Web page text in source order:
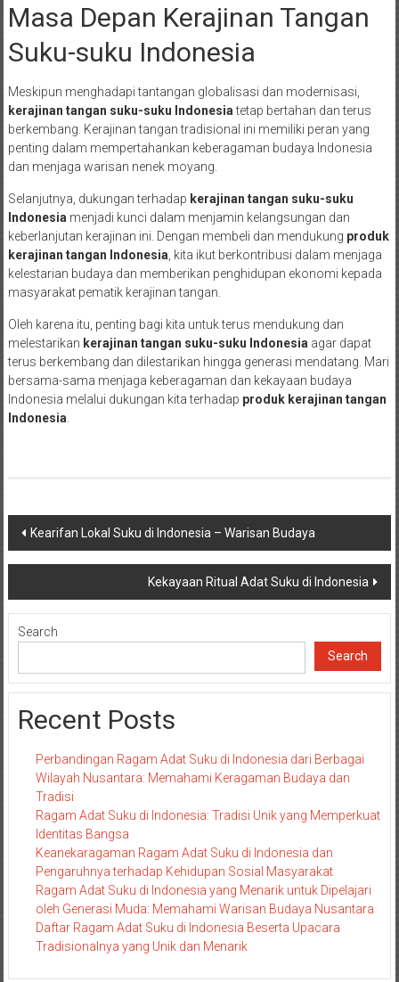
Masa Depan Kerajinan Tangan
Suku-suku Indonesia
Meskipun menghadapi tantangan globalisasi dan modernisasi,
kerajinan tangan suku-suku Indonesiatetap bertahan dan terus
berkembang. Kerajinan tangan tradisional ini memiliki peran yang
penting dalam mempertahankan keberagaman budaya Indonesia
dan menjaga warisan nenek moyang.
Selanjutnya, dukungan terhadap kerajinan tangan suku-suku
Indonesia menjadi kunci dalam menjamin kelangsungan dan
keberlanjutan kerajinan ini. Dengan membeli dan mendukung produk
kerajinan tangan Indonesia , kita ikut berkontribusi dalam menjaga
kelestarian budaya dan memberikan penghidupan ekonomi kepada
masyarakat pematik kerajinan tangan.
Oleh karena itu, penting bagi kita untuk terus mendukung dan
melestarikan kerajinan tangan suku-suku Indonesia agar dapat
terus berkembang dan dilestarikan hingga generasi mendatang. Mari
bersama-sama menjaga keberagaman dan kekayaan budaya
Indonesia melalui dukungan kita terhadap produk kerajinan tangan
Indonesia
Post
navigation
Kearifan Lokal Suku di Indonesia – Warisan Budaya
Kekayaan Ritual Adat Suku di Indonesia
Search
Search
Recent Posts
Perbandingan Ragam Adat Suku di Indonesia dari Berbagai
Wilayah Nusantara: Memahami Keragaman Budaya dan
Tradisi
Ragam Adat Suku di Indonesia: Tradisi Unik yang Memperkuat
Identitas Bangsa
Keanekaragaman Ragam Adat Suku di Indonesia dan
Pengaruhnya terhadap Kehidupan Sosial Masyarakat
Ragam Adat Suku di Indonesia yang Menarik untuk Dipelajari
oleh Generasi Muda: Memahami Warisan Budaya Nusantara
Daftar Ragam Adat Suku di Indonesia Beserta Upacara
Tradisionalnya yang Unik dan Menarik